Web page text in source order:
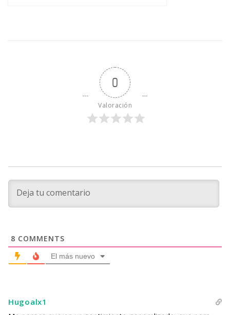
0
Valoración
8 COMMENTS
El más nuevo
Hugoalx1